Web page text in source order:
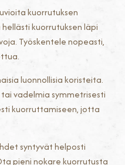
kuorrutuksen
kuorrutuksen läpi
Työskentele nopeasti,
luonnollisia koristeita.
vadelmia symmetrisesti
kuorruttamiseen, jotta
syntyvät helposti
pieni nokare kuorrutusta